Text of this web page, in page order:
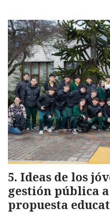
Ideas de los
gestión pública
propuesta